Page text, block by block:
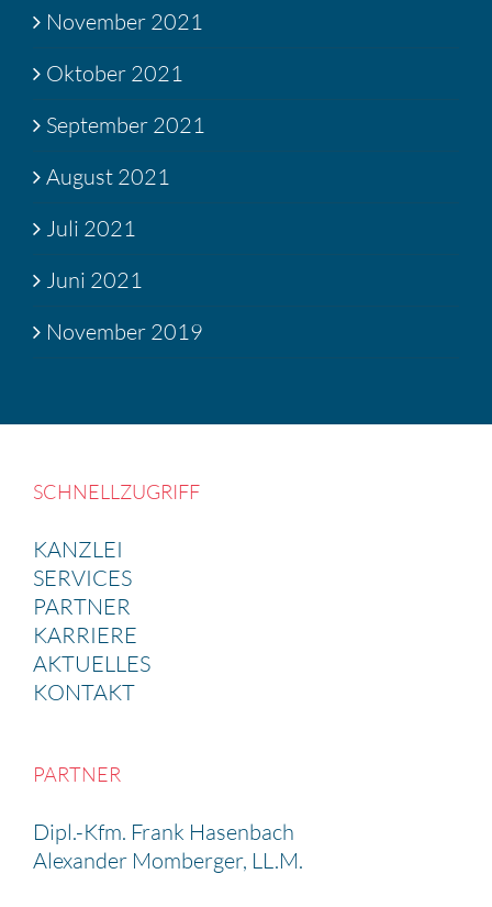
November 2021
Oktober 2021
September 2021
August 2021
Juli 2021
Juni 2021
November 2019
SCHNELL­ZU­GRIFF
KANZLEI
SERVICES
PARTNER
KARRIERE
AKTUELLES
KONTAKT
PARTNER
Dipl.-Kfm. Frank Hasen­bach
Alexander Momberger, LL.M.